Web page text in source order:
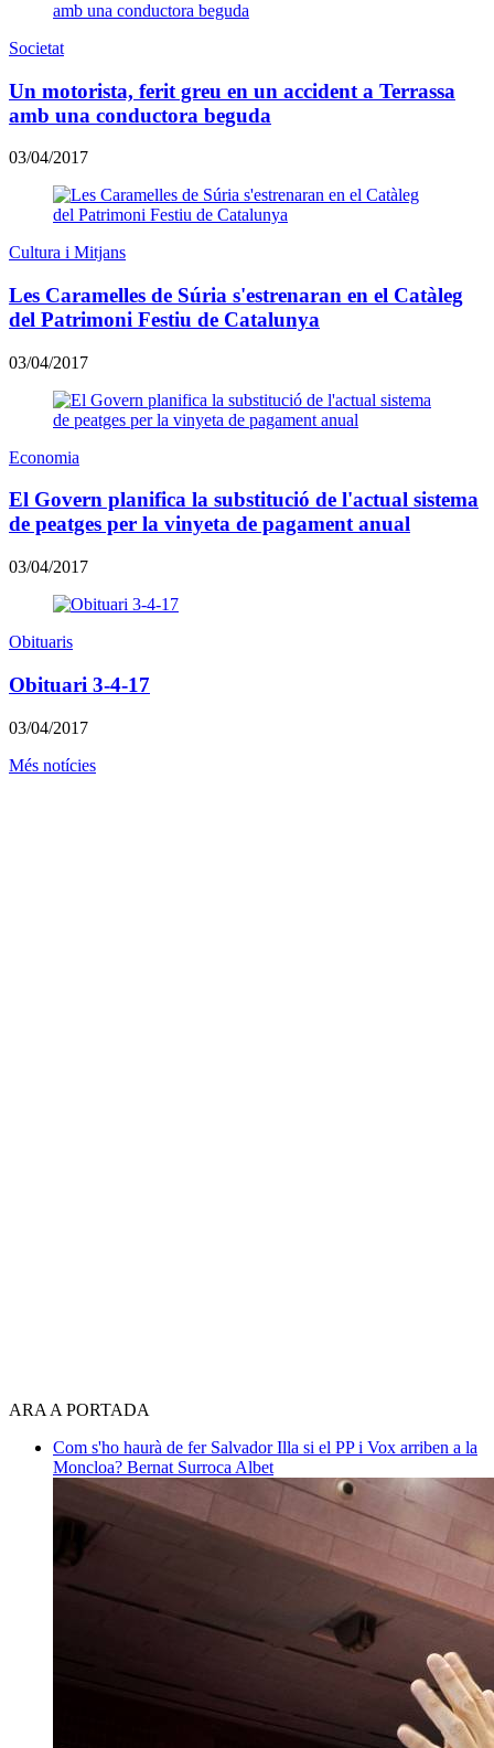
Societat
Un motorista, ferit greu en un accident a Terrassa
amb una conductora beguda
03/04/2017
Cultura i Mitjans
Les Caramelles de Súria s'estrenaran en el Catàleg
del Patrimoni Festiu de Catalunya
03/04/2017
Economia
El Govern planifica la substitució de l'actual sistema
de peatges per la vinyeta de pagament anual
03/04/2017
Obituaris
Obituari 3-4-17
03/04/2017
Més notícies
ARA A PORTADA
Com s'ho haurà de fer Salvador Illa si el PP i Vox arriben a la
Moncloa? Bernat Surroca Albet